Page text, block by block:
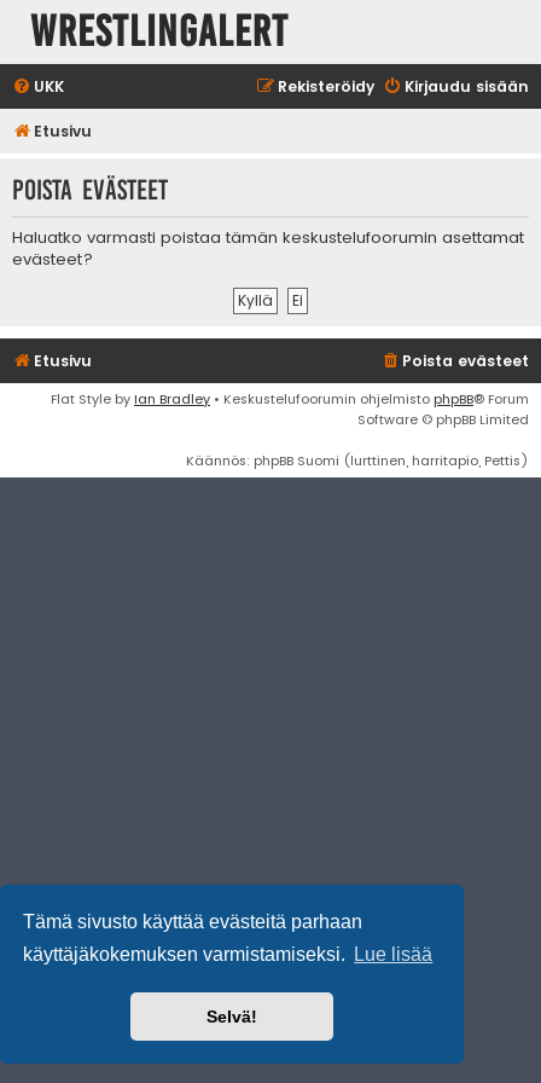
Tämä sivusto käyttää evästeitä parhaan
käyttäjäkokemuksen varmistamiseksi.
Lue lisää
Selvä!
WrestlingAlert
UKK Kirjaudu sisään
Rekisteröidy
Etusivu
Poista evästeet
Haluatko varmasti poistaa tämän keskustelufoorumin asettamat
evästeet?
Etusivu Poista evästeet
Flat Style by Ian Bradley • Keskustelufoorumin ohjelmisto phpBB® Forum
Software © phpBB Limited
Käännös: phpBB Suomi (lurttinen, harritapio, Pettis)